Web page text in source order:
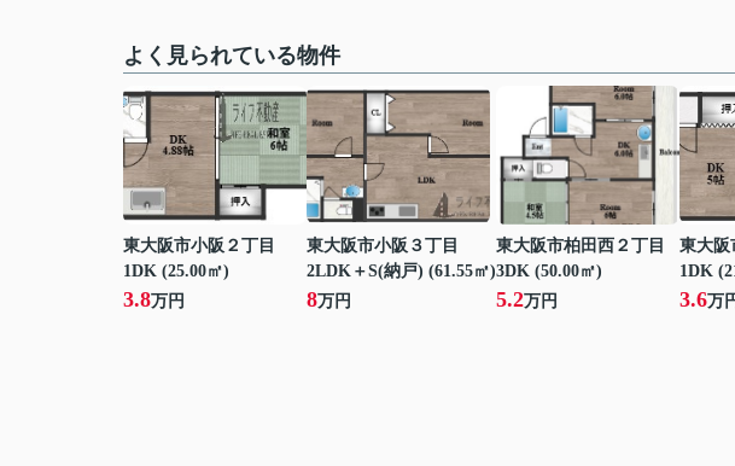
よく見られている物件
東大阪市小阪２丁目
1DK (25.00㎡)
3.8万円
東大阪市小阪３丁目
2LDK＋S(納戸) (61.55㎡)
8万円
東大阪市柏田西２丁目
3DK (50.00㎡)
5.2万円
東大阪
1DK
3.6万